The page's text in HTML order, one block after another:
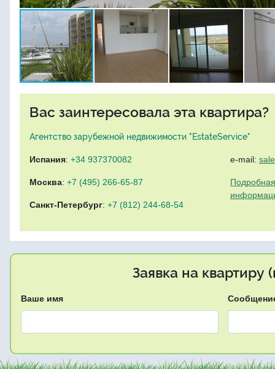
Вас заинтересовала эта квартира?
Агентство зарубежной недвижимости "EstateService"
Испания: +34 937370082
Москва: +7 (495) 266-65-87
Санкт-Петербург: +7 (812) 244-68-54
e-mail:
Заявка на квартиру
Ваше имя